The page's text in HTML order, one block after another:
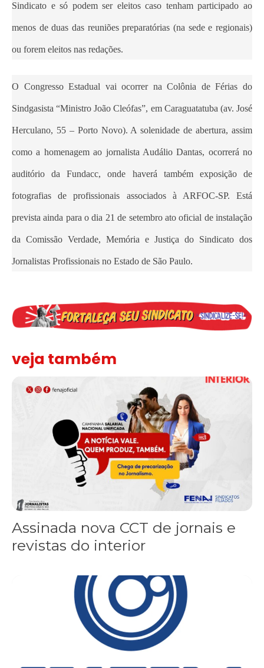
Sindicato e só podem ser eleitos caso tenham participado ao
menos de duas das reuniões preparatórias (na sede e regionais)
ou forem eleitos nas redações.
O Congresso Estadual vai ocorrer na Colônia de Férias do
Sindgasista “Ministro João Cleófas”, em Caraguatatuba (av. José
Herculano, 55 – Porto Novo). A solenidade de abertura, assim
como a homenagem ao jornalista Audálio Dantas, ocorrerá no
auditório da Fundacc, onde haverá também exposição de
fotografias de profissionais associados à ARFOC-SP. Está
prevista ainda para o dia 21 de setembro ato oficial de instalação
da Comissão Verdade, Memória e Justiça do Sindicato dos
Jornalistas Profissionais no Estado de São Paulo.
veja também
Assinada nova CCT de jornais e revistas do interior
Assinada nova CCT de jornais e
revistas do interior
Sindicato leva reivindicações à TV TEM, denunciada de cometer